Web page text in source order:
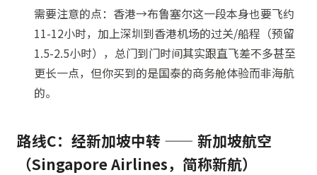
需要注意的点：香港→布鲁塞尔这一段本身也要飞约
11-12小时，加上深圳到香港机场的过关/船程（预留
1.5-2.5小时），总门到门时间其实跟直飞差不多甚至
更长一点，但你买到的是国泰的商务舱体验而非海航
的。
路线C：经新加坡中转 —— 新加坡航空
（Singapore Airlines，简称新航）